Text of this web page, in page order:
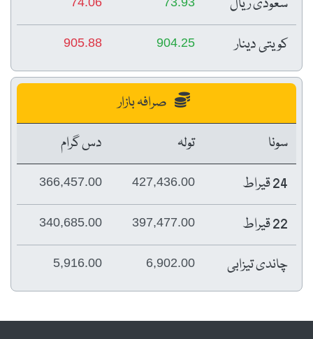
سعودی ریال
کویتی دینار 904.25
905.88
صرافہ بازار
سونا
تولہ
دس گرام
24 قیراط
427,436.00
366,457.00
22 قیراط 397,477.00
340,685.00
چاندی تیزابی 6,902.00
5,916.00